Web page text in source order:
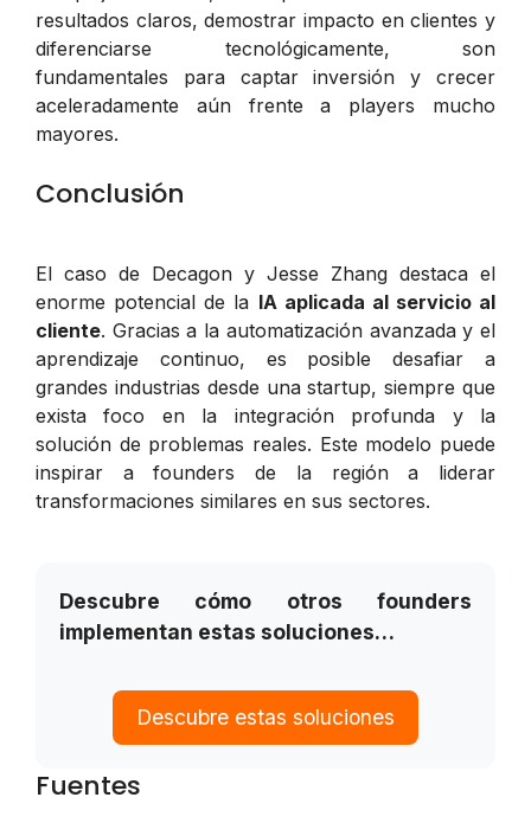
resultados claros, demostrar impacto en clientes y
diferenciarse tecnológicamente, son
fundamentales para captar inversión y crecer
aceleradamente aún frente a players mucho
mayores.
Conclusión
El caso de Decagon y Jesse Zhang destaca el
enorme potencial de la IA aplicada al servicio al
cliente. Gracias a la automatización avanzada y el
aprendizaje continuo, es posible desafiar a
grandes industrias desde una startup, siempre que
exista foco en la integración profunda y la
solución de problemas reales. Este modelo puede
inspirar a founders de la región a liderar
transformaciones similares en sus sectores.
Descubre cómo otros founders
implementan estas soluciones…
Descubre estas soluciones
Fuentes